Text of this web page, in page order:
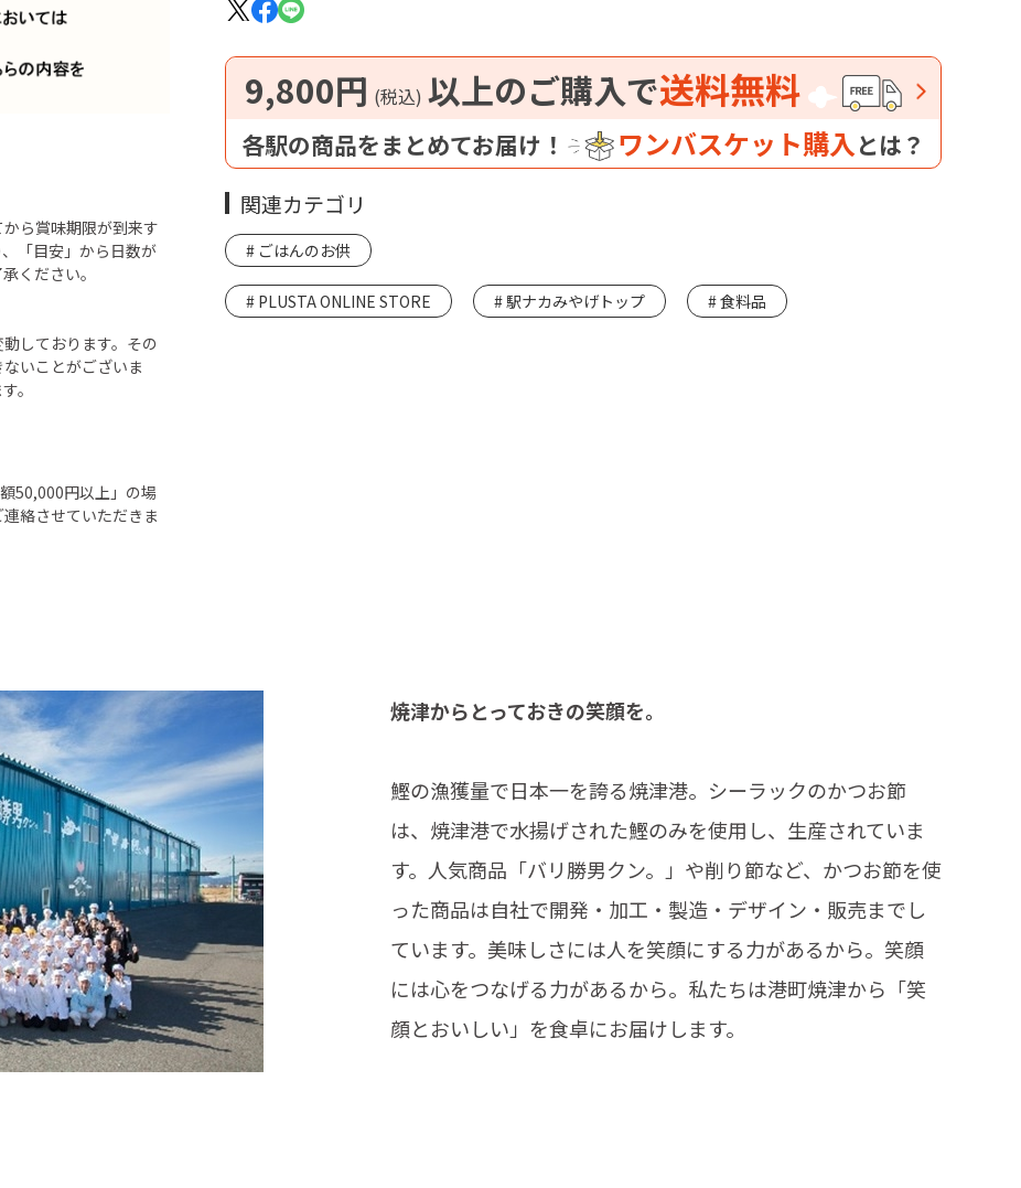
ら賞味期限が到来す
「目安」から日数が
ください。
しております。その
いことがございま
。
50,000円以上」の場
絡させていただきま
9,800円 (税込) 以上のご購入で送料無料
各駅の商品をまとめてお届け！ ワンバスケット購入とは？
関連カテゴリ
ごはんのお供
PLUSTA ONLINE STORE 駅ナカみやげトップ 食料品
焼津からとっておきの笑顔を。
鰹の漁獲量で日本一を誇る焼津港。シーラックのかつお節
は、焼津港で水揚げされた鰹のみを使用し、生産されていま
す。人気商品「バリ勝男クン。」や削り節など、かつお節を使
った商品は自社で開発・加工・製造・デザイン・販売までし
ています。美味しさには人を笑顔にする力があるから。笑顔
には心をつなげる力があるから。私たちは港町焼津から「笑
顔とおいしい」を食卓にお届けします。